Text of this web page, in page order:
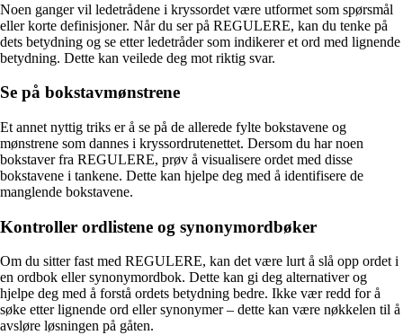
Noen ganger vil ledetrådene i kryssordet være utformet som spørsmål
eller korte definisjoner. Når du ser på REGULERE, kan du tenke på
dets betydning og se etter ledetråder som indikerer et ord med lignende
betydning. Dette kan veilede deg mot riktig svar.
Se på bokstavmønstrene
Et annet nyttig triks er å se på de allerede fylte bokstavene og
mønstrene som dannes i kryssordrutenettet. Dersom du har noen
bokstaver fra REGULERE, prøv å visualisere ordet med disse
bokstavene i tankene. Dette kan hjelpe deg med å identifisere de
manglende bokstavene.
Kontroller ordlistene og synonymordbøker
Om du sitter fast med REGULERE, kan det være lurt å slå opp ordet i
en ordbok eller synonymordbok. Dette kan gi deg alternativer og
hjelpe deg med å forstå ordets betydning bedre. Ikke vær redd for å
søke etter lignende ord eller synonymer – dette kan være nøkkelen til å
avsløre løsningen på gåten.